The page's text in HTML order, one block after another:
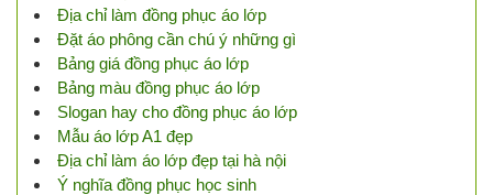
Địa chỉ làm đồng phục áo lớp
Đặt áo phông cần chú ý những gì
Bảng giá đồng phục áo lớp
Bảng màu đồng phục áo lớp
Slogan hay cho đồng phục áo lớp
Mẫu áo lớp A1 đẹp
Địa chỉ làm áo lớp đẹp tại hà nội
Ý nghĩa đồng phục học sinh